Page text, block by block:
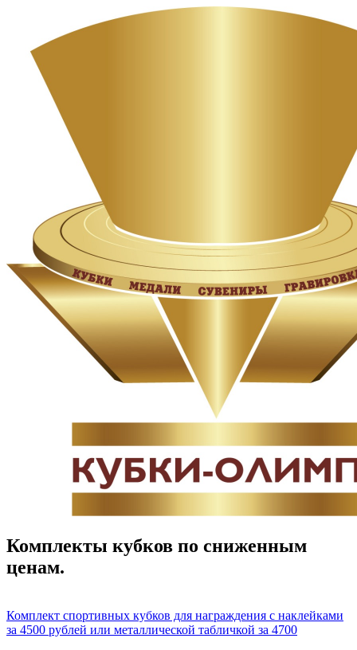
Комплекты кубков по сниженным
ценам.
Комплект спортивных кубков для награждения с наклейками
за 4500 рублей или металлической табличкой за 4700